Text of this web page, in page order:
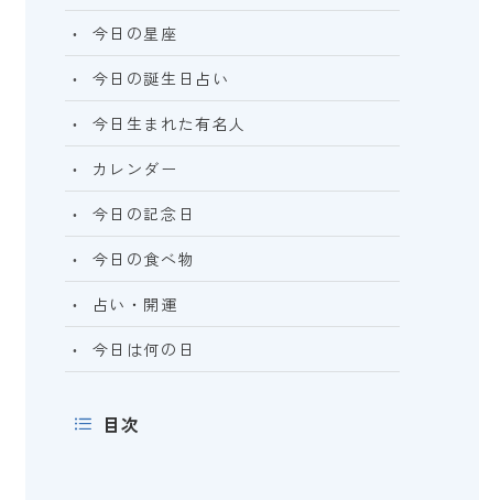
今日の星座
今日の誕生日占い
今日生まれた有名人
カレンダー
今日の記念日
今日の食べ物
占い・開運
今日は何の日
目次